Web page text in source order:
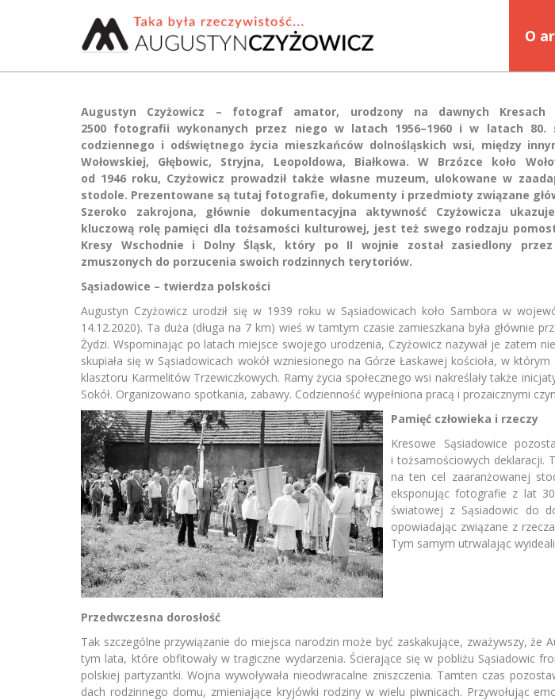
O
Augustyn Czyżowicz – fotograf amator, urodzony na dawnych Kresach
2500 fotografii wykonanych przez niego w latach 1956–1960 i w latach 80.
codziennego i odświętnego życia mieszkańców dolnośląskich wsi, między
Wołowskiej, Głębowic, Stryjna, Leopoldowa, Białkowa. W Brzózce koło
od 1946 roku, Czyżowicz prowadził także własne muzeum, ulokowane w
stodole. Prezentowane są tutaj fotografie, dokumenty i przedmioty związane
Szeroko zakrojona, głównie dokumentacyjna aktywność Czyżowicza
kluczową rolę pamięci dla tożsamości kulturowej, jest też swego rodzaju
Kresy Wschodnie i Dolny Śląsk, który po II wojnie został zasiedlony przez
zmuszonych do porzucenia swoich rodzinnych terytoriów.
Sąsiadowice – twierdza polskości
Augustyn Czyżowicz urodził się w 1939 roku w Sąsiadowicach koło Sambora w
14.12.2020). Ta duża (długa na 7 km) wieś w tamtym czasie zamieszkana była głównie
Żydzi. Wspominając po latach miejsce swojego urodzenia, Czyżowicz nazywał je zatem
skupiała się w Sąsiadowicach wokół wzniesionego na Górze Łaskawej kościoła, w
klasztoru Karmelitów Trzewiczkowych. Ramy życia społecznego wsi nakreślały także
Sokół. Organizowano spotkania, zabawy. Codzienność wypełniona pracą i prozaicznymi
Pamięć człowieka i rzeczy
Kresowe Sąsiadowice
i tożsamościowych deklaracji.
na ten cel zaaranżowanej
eksponując fotografie z lat
światowej z Sąsiadowic do
opowiadając związane z
Tym samym utrwalając
Przedwczesna dorosłość
Tak szczególne przywiązanie do miejsca narodzin może być zaskakujące, zważywszy, że
tym lata, które obfitowały w tragiczne wydarzenia. Ścierające się w pobliżu Sąsiadowic
polskiej partyzantki. Wojna wywoływała nieodwracalne zniszczenia. Tamten czas
dach rodzinnego domu, zmieniające kryjówki rodziny w wielu piwnicach. Przywołując